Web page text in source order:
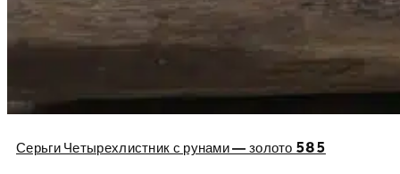
Серьги Четырехлистник с рунами — золото 585